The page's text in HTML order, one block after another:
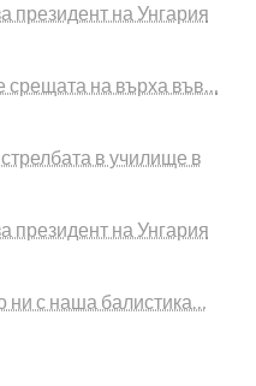
президент на Унгария
срещата на върха във…
в училище в
президент на Унгария
ни с наша балистика…